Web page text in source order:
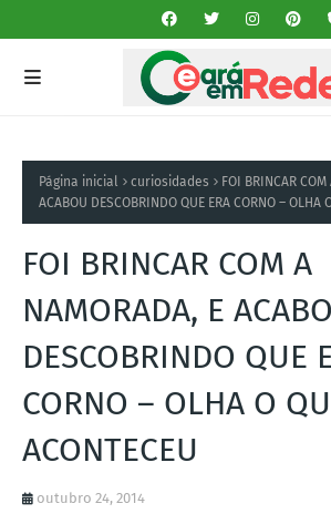
Página inicial curiosidades
FOI BRINCAR
ACABOU DESCOBRINDO QUE ERA CORNO – OLHA
FOI BRINCAR COM A
NAMORADA, E
DESCOBRINDO QUE
CORNO – OLHA O
ACONTECEU
outubro 24, 2014